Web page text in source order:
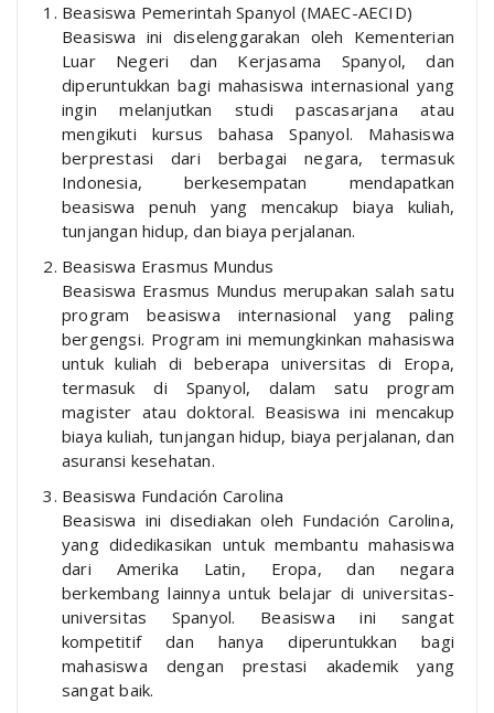
Beasiswa Pemerintah Spanyol (MAEC-AECID)
Beasiswa ini diselenggarakan oleh Kementerian
Luar Negeri dan Kerjasama Spanyol, dan
diperuntukkan bagi mahasiswa internasional yang
ingin melanjutkan studi pascasarjana atau
mengikuti kursus bahasa Spanyol. Mahasiswa
berprestasi dari berbagai negara, termasuk
Indonesia, berkesempatan mendapatkan
beasiswa penuh yang mencakup biaya kuliah,
tunjangan hidup, dan biaya perjalanan.
Beasiswa Erasmus Mundus
Beasiswa Erasmus Mundus merupakan salah satu
program beasiswa internasional yang paling
bergengsi. Program ini memungkinkan mahasiswa
untuk kuliah di beberapa universitas di Eropa,
termasuk di Spanyol, dalam satu program
magister atau doktoral. Beasiswa ini mencakup
biaya kuliah, tunjangan hidup, biaya perjalanan, dan
asuransi kesehatan.
Beasiswa Fundación Carolina
Beasiswa ini disediakan oleh Fundación Carolina,
yang didedikasikan untuk membantu mahasiswa
dari Amerika Latin, Eropa, dan negara
berkembang lainnya untuk belajar di universitas-
universitas Spanyol. Beasiswa ini sangat
kompetitif dan hanya diperuntukkan bagi
mahasiswa dengan prestasi akademik yang
sangat baik.